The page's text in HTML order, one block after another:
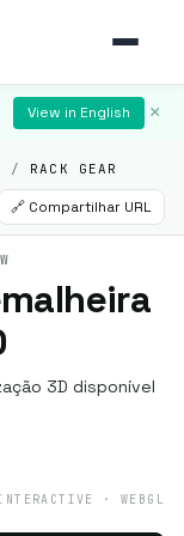
View in English ×
/ RACK GEAR
🔗 Compartilhar URL
3D disponível
· WEBGL